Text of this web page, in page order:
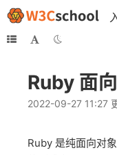
Ruby 面
2022-09-27 11:27
Ruby 是纯面向对